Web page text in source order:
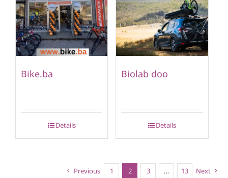
Bike.ba
Details
Biolab doo
Details
Previous 1 2 3 … 13 Next